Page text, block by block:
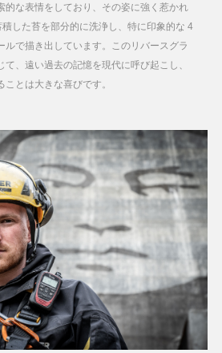
的な表情をしており、その姿に強く惹かれ
した苔を部分的に洗浄し、特に印象的な 4
ルで描き出しています。このリバースグラ
、遠い過去の記憶を現代に呼び起こし、
とは大きな喜びです。